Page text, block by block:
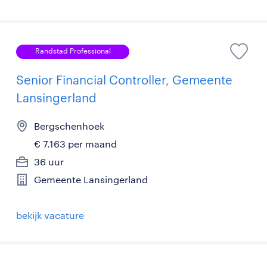
Randstad Professional
Senior Financial Controller, Gemeente
Lansingerland
Bergschenhoek
€ 7.163 per maand
36 uur
Gemeente Lansingerland
bekijk vacature